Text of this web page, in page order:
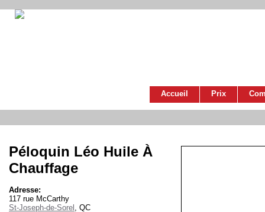
Accueil Prix
Péloquin Léo Huile À
Chauffage
Adresse:
117 rue McCarthy
St-Joseph-de-Sorel , QC